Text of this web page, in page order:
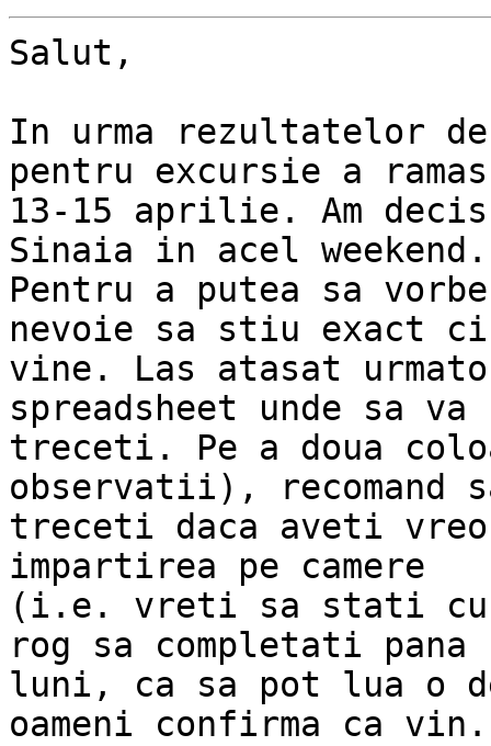
Salut,
In urma rezultatelor
pentru excursie a ramas
13-15 aprilie. Am
Sinaia in acel weekend.
Pentru a putea sa
nevoie sa stiu exact
vine. Las atasat
spreadsheet unde sa va
treceti. Pe a doua
observatii), recomand
treceti daca aveti
impartirea pe camere
(i.e. vreti sa stati cu
rog sa completati pana
luni, ca sa pot lua o
oameni confirma ca vin.